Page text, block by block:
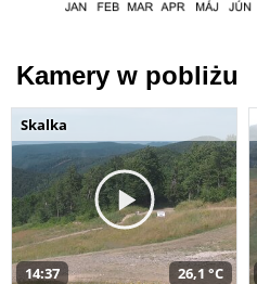
Kamery w pobliżu
Skalka
14:37 26,1 °C